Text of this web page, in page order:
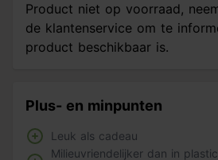
Product niet op voorraad,
de klantenservice om te
product beschikbaar is.
Plus- en minpunten
Leuk als cadeau
Milieuvriendelijker dan in